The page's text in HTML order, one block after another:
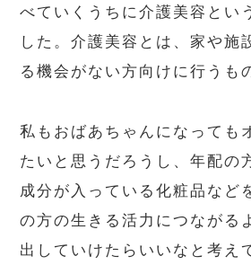
べていくうちに介護美容とい
した。介護美容とは、家や施
る機会がない方向けに行うも
私もおばあちゃんになっても
たいと思うだろうし、年配の
成分が入っている化粧品など
の方の生きる活力につながる
出していけたらいいなと考え